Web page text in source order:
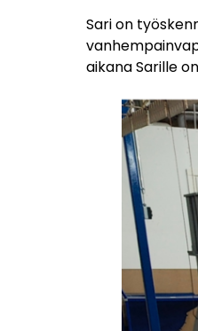
Sari on
aikana Sarille